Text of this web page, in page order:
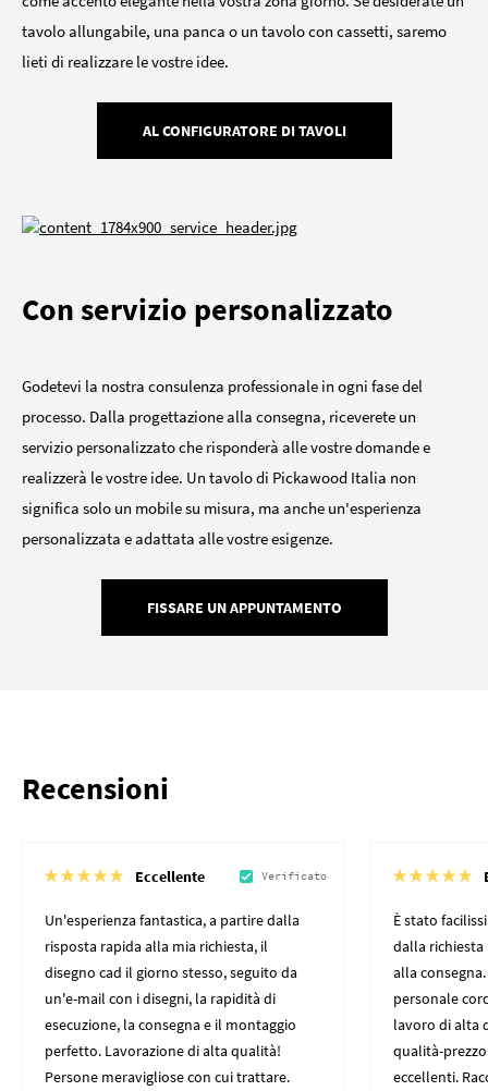
tavolo allungabile, una panca o un tavolo con cassetti, saremo
lieti di realizzare le vostre idee.
AL CONFIGURATORE DI TAVOLI
Con servizio personalizzato
Godetevi la nostra consulenza professionale in ogni fase del
processo. Dalla progettazione alla consegna, riceverete un
servizio personalizzato che risponderà alle vostre domande e
realizzerà le vostre idee. Un tavolo di Pickawood Italia non
significa solo un mobile su misura, ma anche un'esperienza
personalizzata e adattata alle vostre esigenze.
FISSARE UN APPUNTAMENTO
Recensioni
Eccellente Verificato
Un'esperienza fantastica, a partire dalla
risposta rapida alla mia richiesta, il
disegno cad il giorno stesso, seguito da
un'e-mail con i disegni, la rapidità di
esecuzione, la consegna e il montaggio
perfetto. Lavorazione di alta qualità!
Persone meravigliose con cui trattare.
È stato
dalla
alla
personale
lavoro di alta
qualità-
eccellenti.